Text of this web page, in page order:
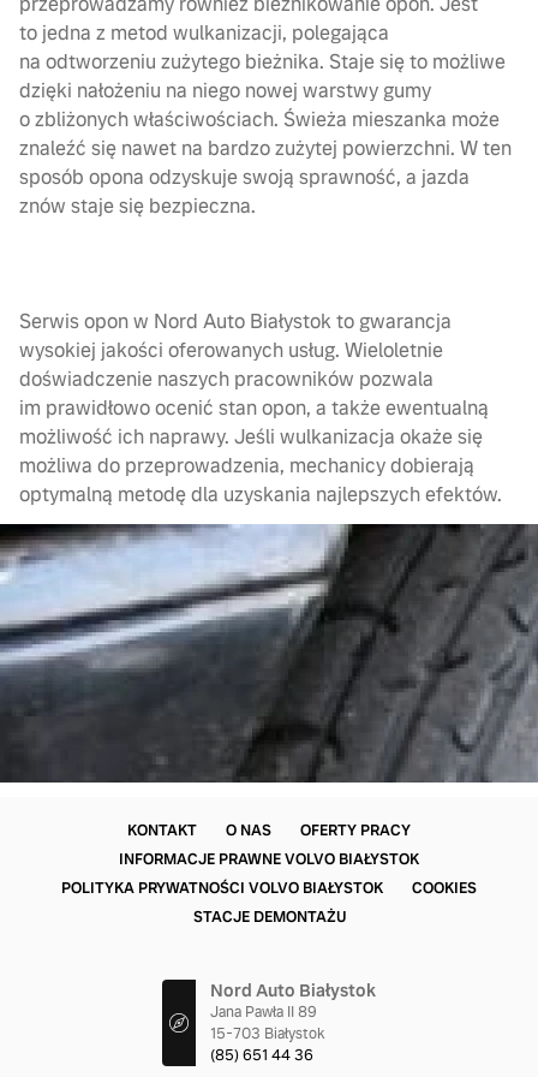
to jedna z metod wulkanizacji, polegająca
na odtworzeniu zużytego bieżnika. Staje się to możliwe
dzięki nałożeniu na niego nowej warstwy gumy
o zbliżonych właściwościach. Świeża mieszanka może
znaleźć się nawet na bardzo zużytej powierzchni. W ten
sposób opona odzyskuje swoją sprawność, a jazda
znów staje się bezpieczna.
Serwis opon w Nord Auto Białystok to gwarancja
wysokiej jakości oferowanych usług. Wieloletnie
doświadczenie naszych pracowników pozwala
im prawidłowo ocenić stan opon, a także ewentualną
możliwość ich naprawy. Jeśli wulkanizacja okaże się
możliwa do przeprowadzenia, mechanicy dobierają
optymalną metodę dla uzyskania najlepszych efektów.
KONTAKT O NAS
OFERTY PRACY
INFORMACJE PRAWNE VOLVO BIAŁYSTOK
POLITYKA PRYWATNOŚCI VOLVO BIAŁYSTOK
COOKIES
STACJE DEMONTAŻU
Nord Auto Białystok
Jana Pawła II 89
15-703 Białystok
(85) 651 44 36